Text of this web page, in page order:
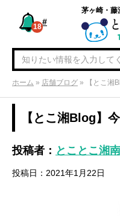
#
18
茅ヶ崎・藤
ホーム » 店舗ブログ » 【とこ湘
【とこ湘Blog】
投稿者： とことこ湘
投稿日：2021年1月22日